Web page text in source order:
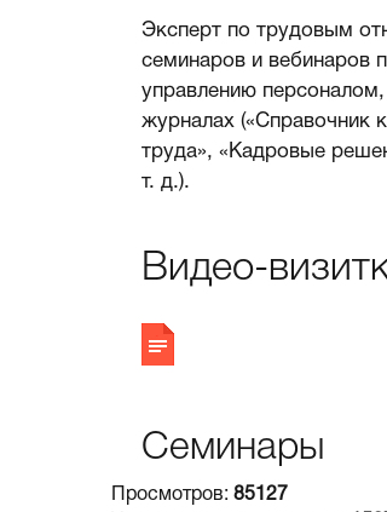
Эксперт по трудовым
семинаров и вебинаров
управлению
журналах («Справочник
труда», «Кадровые
т. д.).
Видео-
Семинары
Просмотров: 85127